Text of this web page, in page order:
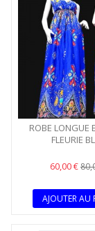
ROBE LONGUE
FLEURIE
60,00 €
AJOUTER AU